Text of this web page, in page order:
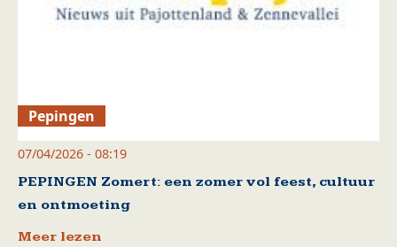
Pepingen
07/04/2026 - 08:19
PEPINGEN Zomert: een zomer vol feest, cultuur
en ontmoeting
Meer lezen